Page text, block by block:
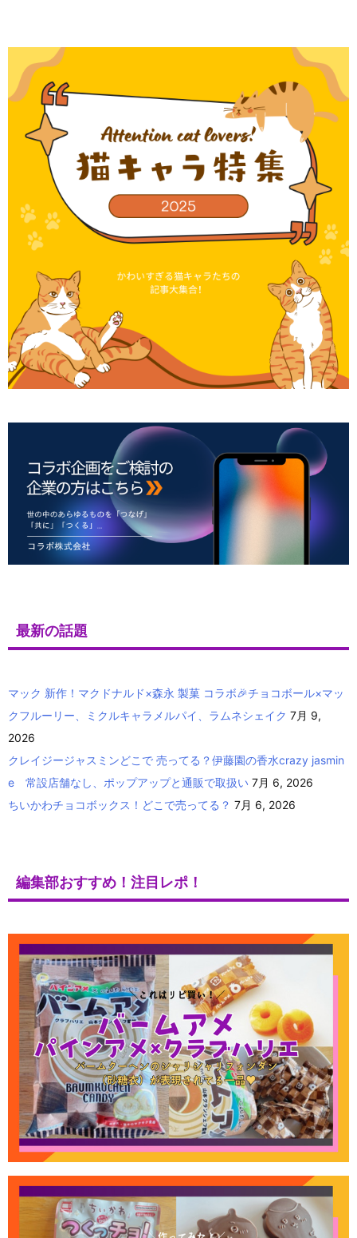
最新の話題
マック 新作！マクドナルド×森永 製菓 コラボ🎉チョコボール×マッ
クフルーリー、ミクルキャラメルパイ、ラムネシェイク 7月 9,
2026
クレイジージャスミンどこで 売ってる？伊藤園の香水crazy jasmin
e 常設店舗なし、ポップアップと通販で取扱い 7月 6, 2026
ちいかわチョコボックス！どこで売ってる？ 7月 6, 2026
編集部おすすめ！注目レポ！